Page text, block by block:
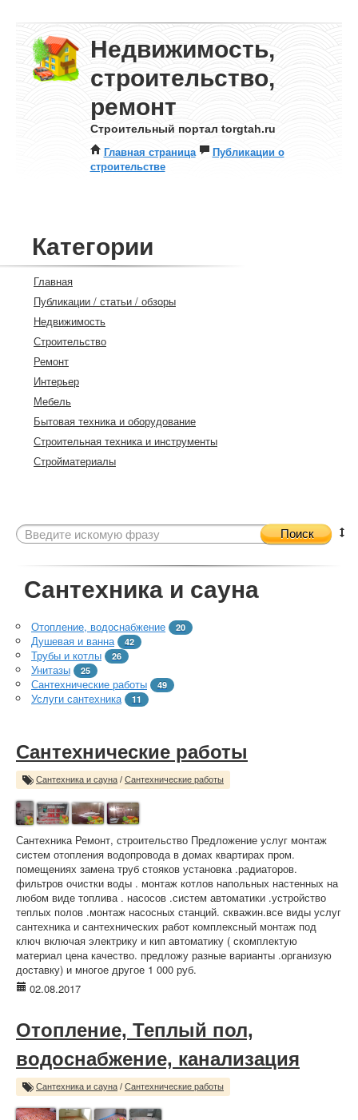
Недвижимость,
строительство,
ремонт
Строительный портал torgtah.ru
Главная страница
Публикации о
строительстве
Категории
Главная
Публикации / статьи / обзоры
Недвижимость
Строительство
Ремонт
Интерьер
Мебель
Бытовая техника и оборудование
Строительная техника и инструменты
Стройматериалы
Поиск
Сантехника и сауна
Отопление, водоснабжение 20
Душевая и ванна 42
Трубы и котлы 26
Унитазы 25
Сантехнические работы 49
Услуги сантехника 11
Сантехнические работы
Сантехника и сауна / Сантехнические работы
Сантехника Ремонт, строительство Предложение услуг монтаж
систем отопления водопровода в домах квартирах пром.
помещениях замена труб стояков установка .радиаторов.
фильтров очистки воды . монтаж котлов напольных настенных на
любом виде топлива . насосов .систем автоматики .устройство
теплых полов .монтаж насосных станций. скважин.все виды услуг
сантехника и сантехнических работ комплексный монтаж под
ключ включая электрику и кип автоматику ( скомплектую
материал цена качество. предложу разные варианты .организую
доставку) и многое другое 1 000 руб.
02.08.2017
Отопление, Теплый пол,
водоснабжение, канализация
Сантехника и сауна / Сантехнические работы